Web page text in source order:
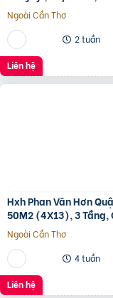
Vấp, Giá 4.X Tỷ
Ngoài Cần Thơ
2 tuần
Liên hệ
Hxh Phan Văn Hơn
50M2 (4X13), 3 Tầng,
4.96 Tỷ
Ngoài Cần Thơ
4 tuần
Liên hệ